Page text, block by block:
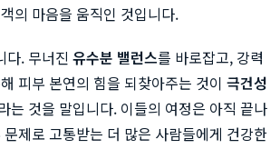
의 마음을 움직인 것입니다.
다. 무너진 유수분 밸런스를 바로잡고, 강력
피부 본연의 힘을 되찾아주는 것이 극건성
는 것을 말입니다. 이들의 여정은 아직 끝나
제로 고통받는 더 많은 사람들에게 건강한